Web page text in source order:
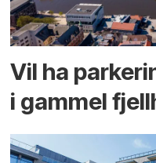
Vil ha
i gammel